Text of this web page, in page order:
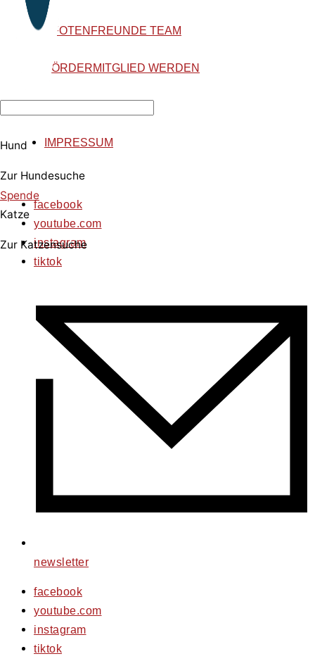
Hund
Zur Hundesuche
Spende
Katze
Zur Katzensuche
PFOTENFREUNDE TEAM
FÖRDERMITGLIED WERDEN
IMPRESSUM
facebook
youtube.com
instagram
tiktok
newsletter
facebook
youtube.com
instagram
tiktok